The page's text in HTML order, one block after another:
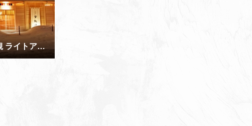
山代温泉古総湯 外観 ライトアップ 雪景色